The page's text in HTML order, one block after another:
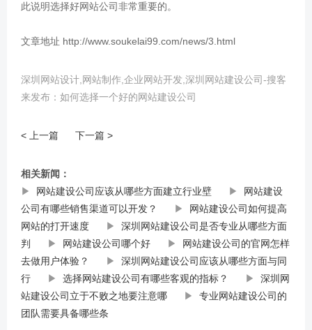
此说明选择好网站公司非常重要的。
文章地址 http://www.soukelai99.com/news/3.html
深圳网站设计,网站制作,企业网站开发,深圳网站建设公司-搜客
来发布：如何选择一个好的网站建设公司
< 上一篇 下一篇 >
相关新闻：
▶ 网站建设公司应该从哪些方面建立行业壁 ▶ 网站建设
公司有哪些销售渠道可以开发？
▶ 网站建设公司如何提高
网站的打开速度 ▶ 深圳网站建设公司是否专业从哪些方面
判
▶ 网站建设公司哪个好 ▶ 网站建设公司的官网怎样
去做用户体验？
▶ 深圳网站建设公司应该从哪些方面与同
行 ▶ 选择网站建设公司有哪些客观的指标？ ▶ 深圳网
站建设公司立于不败之地要注意哪 ▶ 专业网站建设公司的
团队需要具备哪些条